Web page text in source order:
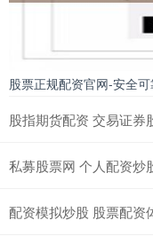
股票正规配资官网-安全
股指期货配资 交易证
私募股票网 个人配资炒
配资模拟炒股 股票配资